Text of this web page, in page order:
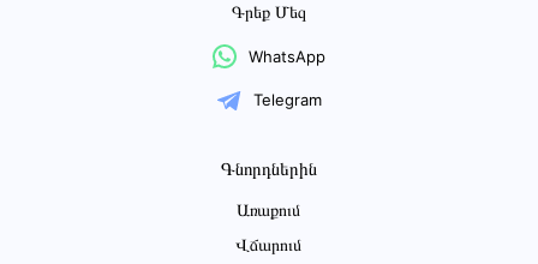
Գրեք Մեզ
WhatsApp
Telegram
Գնորդներին
Առաքում
Վճարում